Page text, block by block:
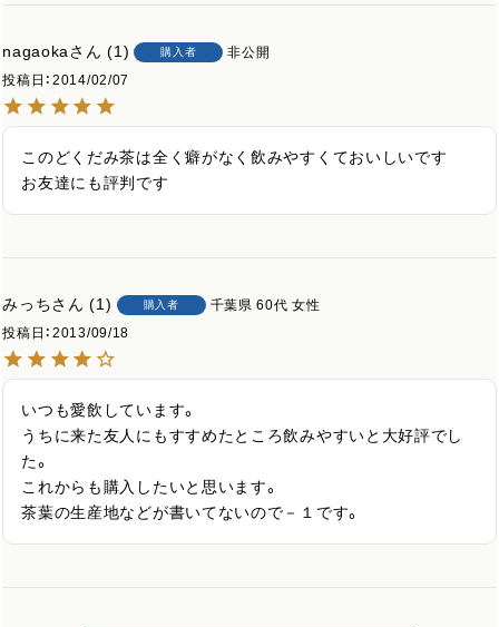
nagaoka 1 購入者
非公開
投稿日
2014/02/07
このどくだみ茶は全く癖がなく飲みやすくておいしいです
みっち 1 購入者 千葉県 60代 女性
投稿日
2013/09/18
いつも愛飲しています。
うちに来た友人にもすすめたところ飲みやすいと大好評でし
た。
これからも購入したいと思います。
茶葉の生産地などが書いてないので－１です。